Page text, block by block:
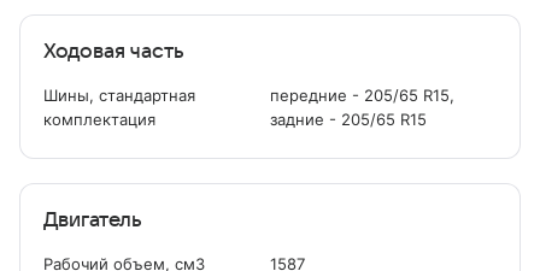
Ходовая часть
Шины, стандартная
комплектация
передние - 205/65 R15,
задние - 205/65 R15
Двигатель
Рабочий объем, см3 1587